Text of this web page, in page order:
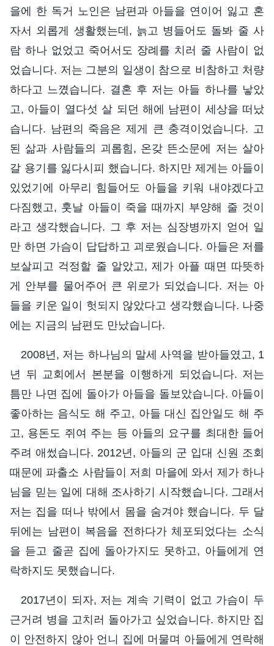
을에 한 독거 노인은 남편과 아들을 연이어 잃고 혼
자서 외롭게 생활했는데, 늙고 병들어도 돌봐 줄 사
람 하나 없었고 죽어서도 장례를 치러 줄 사람이 없
었습니다. 저는 그분의 일생이 참으로 비참하고 처량
하다고 느꼈습니다. 결혼 후 저는 아들 하나를 낳았
고, 아들이 열다섯 살 되던 해에 남편이 세상을 떠났
습니다. 남편의 죽음은 제게 큰 충격이었습니다. 고
된 삶과 사람들의 괴롭힘, 온갖 뜬소문에 저는 살아
갈 용기를 잃다시피 했습니다. 하지만 제게는 아들이
있었기에 아무리 힘들어도 아들을 키워 내야겠다고
다짐했고, 훗날 아들이 죽을 때까지 부양해 줄 것이
라고 생각했습니다. 그 후 저는 심장병까지 얻어 일
만 하면 가슴이 답답하고 괴로웠습니다. 아들은 저를
보살피고 걱정할 줄 알았고, 제가 아플 때면 따뜻하
게 안부를 물어주어 큰 위로가 되었습니다. 저는 아
들을 키운 일이 헛되지 않았다고 생각했습니다. 나중
에는 지금의 남편도 만났습니다.
2008년, 저는 하나님의 말세 사역을 받아들였고, 1
년 뒤 교회에서 본분을 이행하게 되었습니다. 저는
틈만 나면 집에 돌아가 아들을 돌보았습니다. 아들이
좋아하는 음식도 해 주고, 아들 대신 집안일도 해 주
고, 용돈도 쥐여 주는 등 아들의 요구를 최대한 들어
주려 애썼습니다. 2012년, 아들의 군 입대 신원 조회
때문에 파출소 사람들이 저희 마을에 와서 제가 하나
님을 믿는 일에 대해 조사하기 시작했습니다. 그래서
저는 집을 떠나 밖에서 몸을 숨겨야 했습니다. 두 달
뒤에는 남편이 복음을 전하다가 체포되었다는 소식
을 듣고 줄곧 집에 돌아가지도 못하고, 아들에게 연
락하지도 못했습니다.
2017년이 되자, 저는 계속 기력이 없고 가슴이 두
근거려 병을 고치러 돌아가고 싶었습니다. 하지만 집
이 안전하지 않아 언니 집에 머물며 아들에게 연락해